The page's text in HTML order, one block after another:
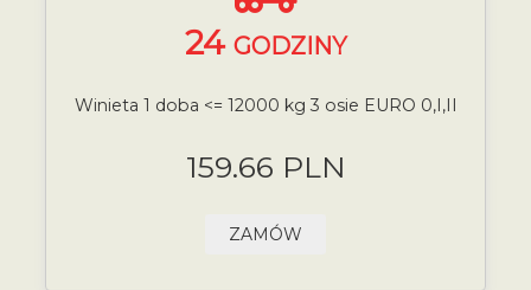
24 GODZINY
Winieta 1 doba <= 12000 kg 3 osie EURO 0,I,II
159.66 PLN
ZAMÓW